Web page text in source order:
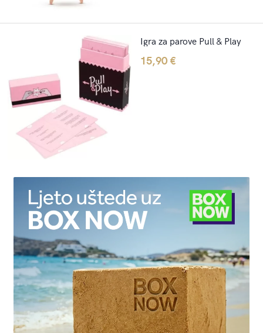
Igra za parove Pull & Play
15,90€